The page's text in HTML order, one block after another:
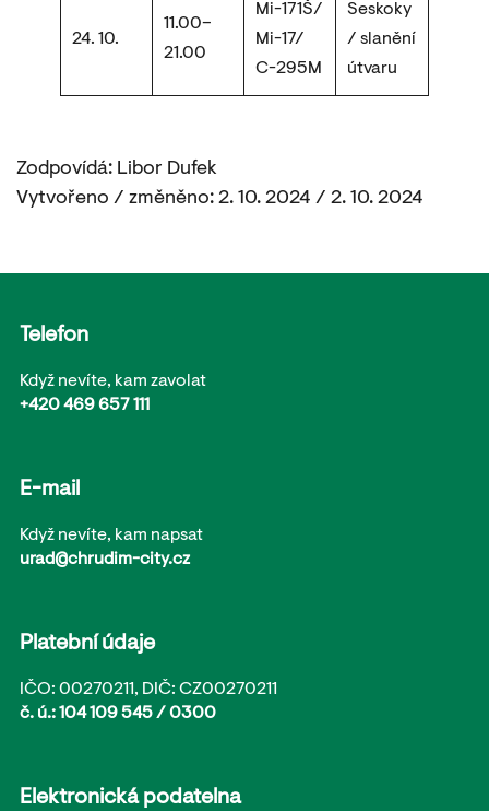
24. 10.
11.00–
21.00
Mi-171Š/
Mi-17/
C-295M
Seskoky
/ slanění
útvaru
Zodpovídá: Libor Dufek
Vytvořeno / změněno: 2. 10. 2024 / 2. 10. 2024
Telefon
Když nevíte, kam zavolat
+420 469 657 111
E-mail
Když nevíte, kam napsat
urad@chrudim-city.cz
Platební údaje
IČO: 00270211, DIČ: CZ00270211
č. ú.: 104 109 545 / 0300
Elektronická podatelna